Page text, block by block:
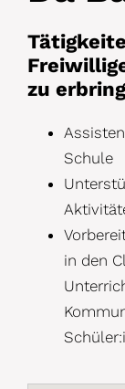
zu
Schule
in den